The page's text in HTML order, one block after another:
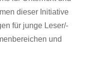
dieser Initiative
für junge Leser/-
und